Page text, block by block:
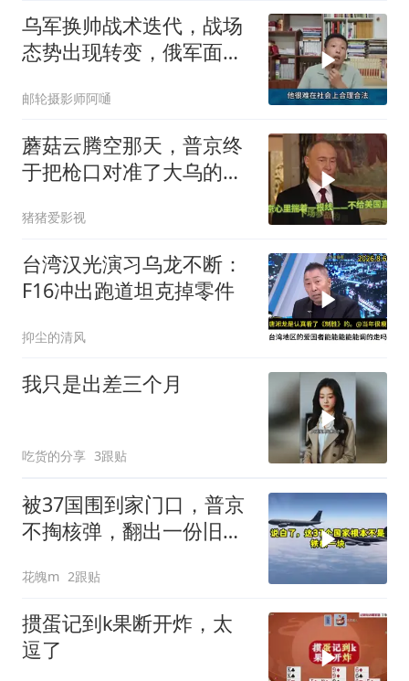
乌军换帅战术迭代，战场
态势出现转变，俄军面临
邮轮摄影师阿嗵
蘑菇云腾空那天，普京终
于把枪口对准了大乌的军
猪猪爱影视
台湾汉光演习乌龙不断：
F16冲出跑道坦克掉零件
抑尘的清风
我只是出差三个月
吃货的分享 3跟贴
被37国围到家门口，普京
不掏核弹，翻出一份旧合
花魄m 2跟贴
掼蛋记到k果断开炸，太
逗了